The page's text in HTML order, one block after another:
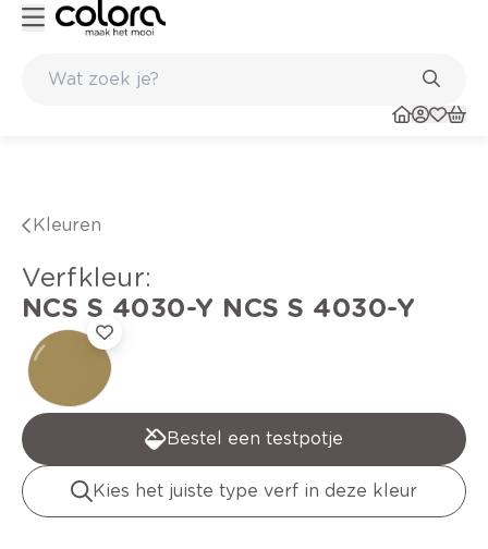
Kleuren
verfkleur:
NCS S 4030-Y NCS S 4030-Y
Bestel een testpotje
Kies het juiste type verf in deze kleur